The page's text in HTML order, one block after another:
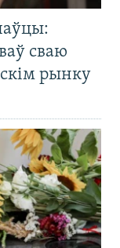
сваю
рынку